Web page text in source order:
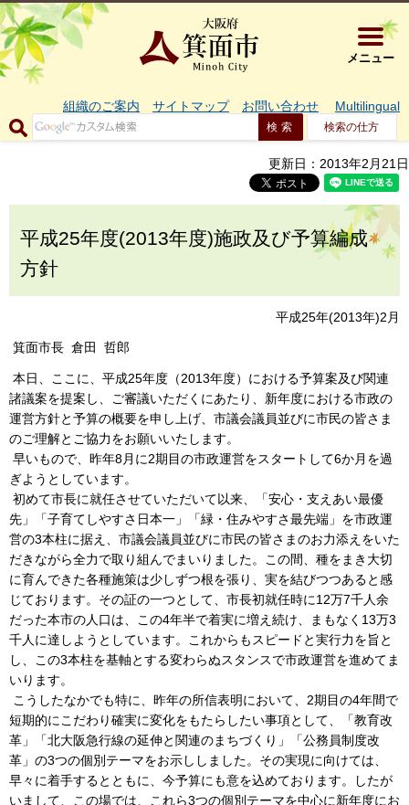
大阪府箕
メニュー
組織のご案内 サイトマップ お問い合わせ Multilingual
検索の仕方
更新日：2013年2月21日
平成25年度(2013年度)施政及び予算編成
方針
平成25年(2013年)2月
箕面市長 倉田 哲郎
本日、ここに、平成25年度（2013年度）における予算案及び関連
諸議案を提案し、ご審議いただくにあたり、新年度における市政の
運営方針と予算の概要を申し上げ、市議会議員並びに市民の皆さま
のご理解とご協力をお願いいたします。
早いもので、昨年8月に2期目の市政運営をスタートして6か月を過
ぎようとしています。
初めて市長に就任させていただいて以来、「安心・支えあい最優
先」「子育てしやすさ日本一」「緑・住みやすさ最先端」を市政運
営の3本柱に据え、市議会議員並びに市民の皆さまのお力添えをいた
だきながら全力で取り組んでまいりました。この間、種をまき大切
に育んできた各種施策は少しずつ根を張り、実を結びつつあると感
じております。その証の一つとして、市長初就任時に12万7千人余
だった本市の人口は、この4年半で着実に増え続け、まもなく13万3
千人に達しようとしています。これからもスピードと実行力を旨と
し、この3本柱を基軸とする変わらぬスタンスで市政運営を進めてま
いります。
こうしたなかでも特に、昨年の所信表明において、2期目の4年間で
短期的にこだわり確実に変化をもたらしたい事項として、「教育改
革」「北大阪急行線の延伸と関連のまちづくり」「公務員制度改
革」の3つの個別テーマをお示ししました。その実現に向けては、
早々に着手するとともに、今予算にも意を込めております。したが
いまして、この場では、これら3つの個別テーマを中心に新年度にお